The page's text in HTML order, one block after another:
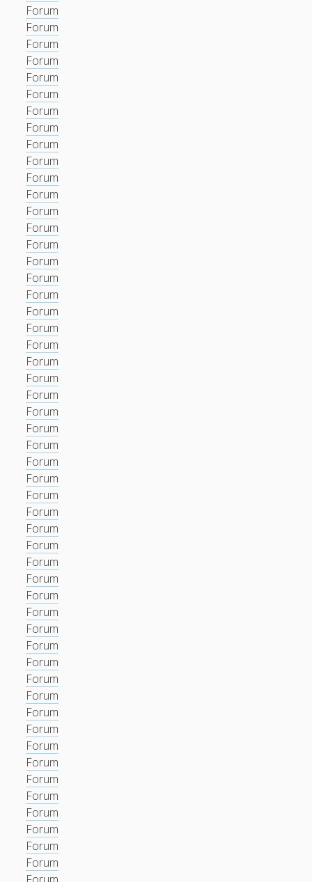
Forum
Forum
Forum
Forum
Forum
Forum
Forum
Forum
Forum
Forum
Forum
Forum
Forum
Forum
Forum
Forum
Forum
Forum
Forum
Forum
Forum
Forum
Forum
Forum
Forum
Forum
Forum
Forum
Forum
Forum
Forum
Forum
Forum
Forum
Forum
Forum
Forum
Forum
Forum
Forum
Forum
Forum
Forum
Forum
Forum
Forum
Forum
Forum
Forum
Forum
Forum
Forum